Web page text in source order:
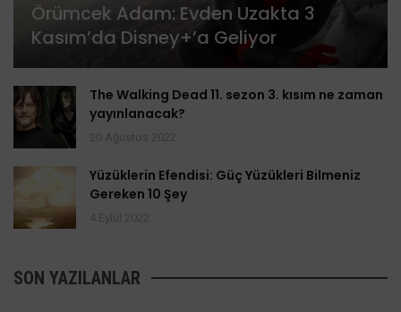
Örümcek Adam: Evden Uzakta 3
Kasım’da Disney+’a Geliyor
The Walking Dead 11. sezon 3. kısım ne zaman
yayınlanacak?
Yüzüklerin Efendisi: Güç Yüzükleri Bilmeniz
Gereken 10 Şey
SON YAZILANLAR